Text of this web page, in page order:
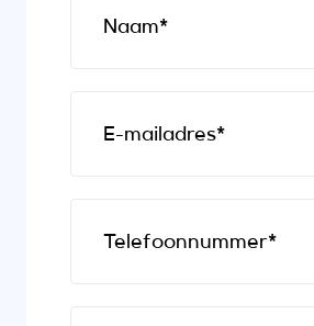
Naam*
E-mailadres*
Telefoonnummer*